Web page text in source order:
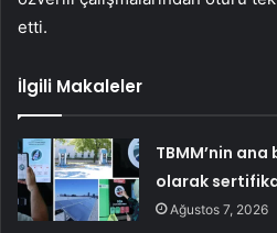
etti.
İlgili Makaleler
TBMM’nin ana
olarak
Ağustos 7, 2026